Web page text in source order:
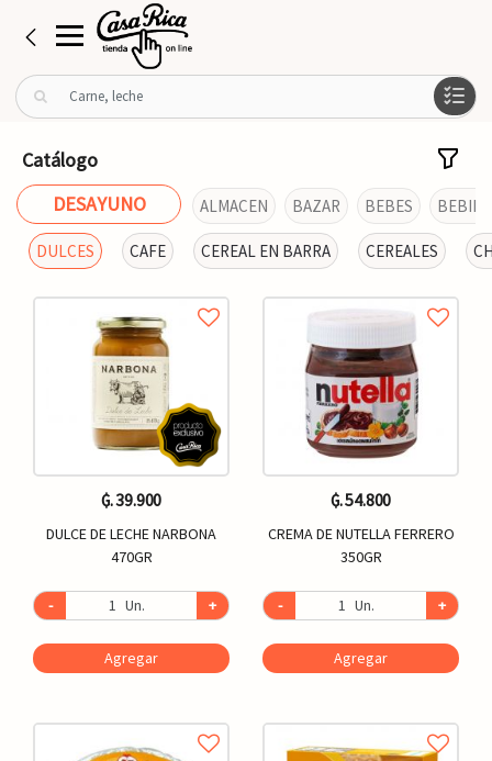
B
u
r
p
Catálogo
DESAYUNO
ALMACEN BAZAR BEBES
DULCES CAFE CEREAL EN BARRA CEREALES
₲. 39.900
DULCE DE LECHE NARBONA
470GR
- Un. +
Agregar
₲. 54.800
CREMA DE NUTELLA FERRERO
350GR
- Un. +
Agregar